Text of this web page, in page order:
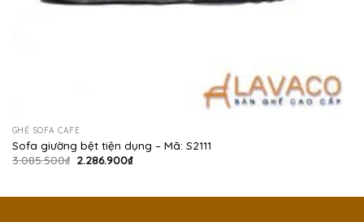
GHẾ SOFA CAFE
Sofa giường bệt tiện dụng – Mã: S2111
3.085.500₫ Giá
2.286.900₫Giá
2.286.900₫.